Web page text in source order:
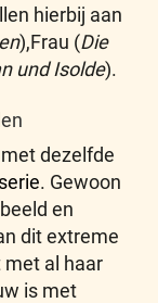
hierbij aan
),Frau (Die
und Isolde).
dezelfde
. Gewoon
en
dit extreme
al haar
is met